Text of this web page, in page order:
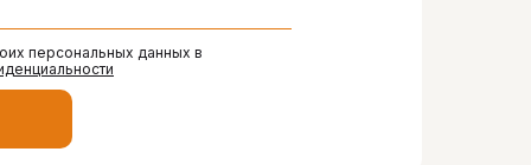
персональных данных в